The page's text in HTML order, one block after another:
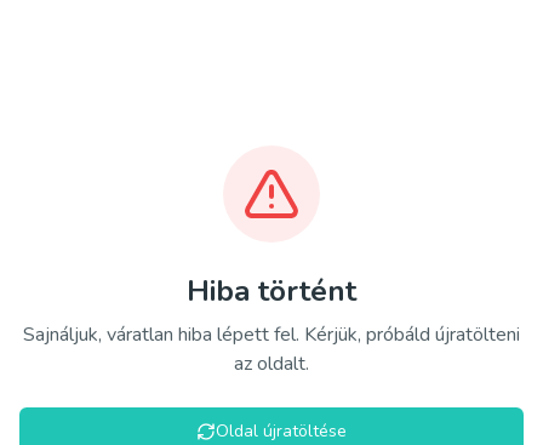
Hiba történt
Sajnáljuk, váratlan hiba lépett fel. Kérjük, próbáld újratölteni
az oldalt.
Oldal újratöltése